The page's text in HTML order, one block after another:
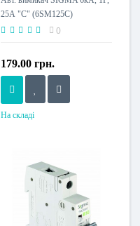
25А "С" (6SM125C)
0
179.00 грн.
На складі
Напруга живлення